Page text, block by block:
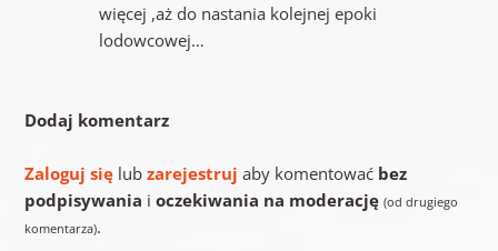
więcej ,aż do nastania kolejnej epoki
lodowcowej…
Dodaj komentarz
Zaloguj sięlub zarejestruj aby komentować bez
podpisywania i oczekiwania na moderację (od drugiego
komentarza).